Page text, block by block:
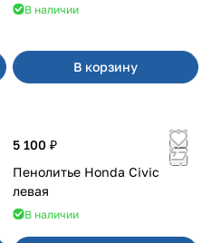
В наличии
В корзину
5 100 ₽
Пенолитье Honda Civic
левая
В наличии